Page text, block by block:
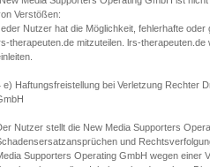
Verstößen:
Nutzer hat die Möglichkeit, fehlerhafte
therapeuten.de mitzuteilen. lrs-
e) Haftungsfreistellung bei Verletzung Rechter
Nutzer stellt die New Media Supporters
und
Supporters Operating GmbH wegen einer